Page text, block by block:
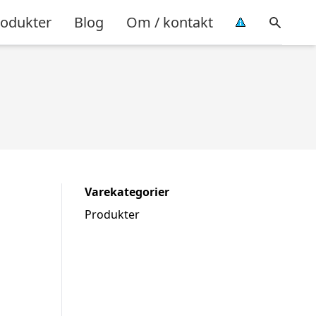
Blog Om / kontakt
Varekategorier
Produkter